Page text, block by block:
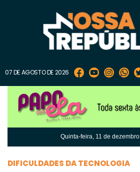
07 DE AGOSTO DE 2026
Quinta-feira, 11 de dezembro
DIFICULDADES DA TECNOLOGIA